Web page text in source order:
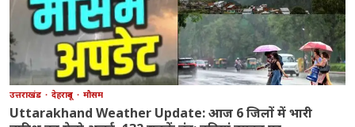
उत्तराखंड देहरादून मौसम
Uttarakhand Weather Update: आज 6 जिलों में भारी